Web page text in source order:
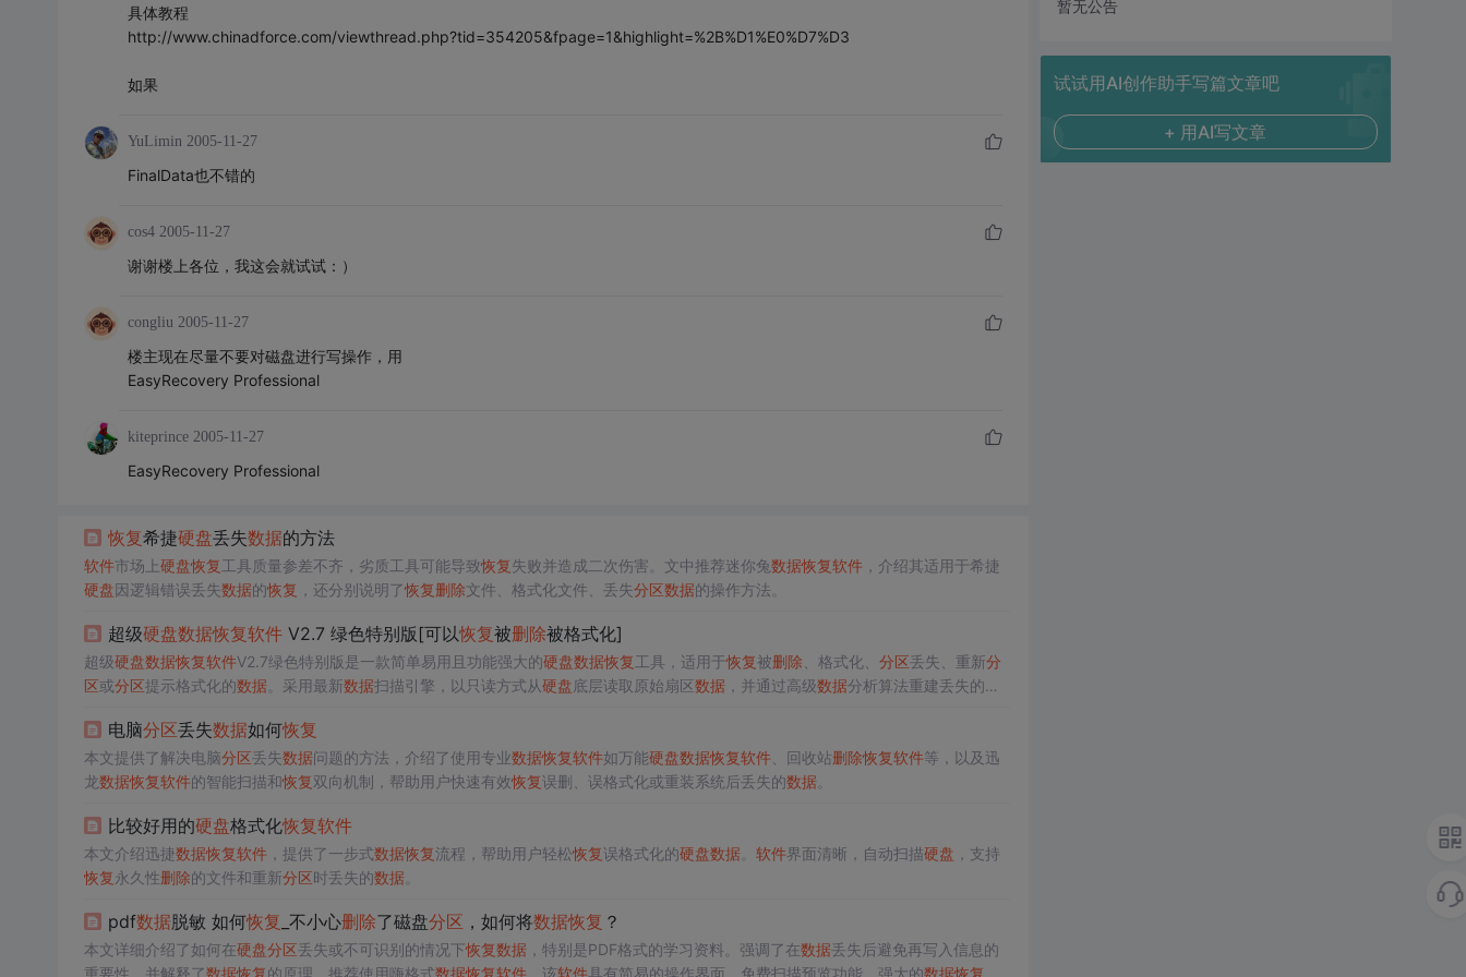
具体教程
http://www.chinadforce.com/viewthread.php?tid=354205&fpage=1&highlight=%2B%D1%E0%D7%D3
如果
YuLimin 2005-11-27
FinalData也不错的
cos4 2005-11-27
谢谢楼上各位，我这会就试试：）
congliu 2005-11-27
楼主现在尽量不要对磁盘进行写操作，用
EasyRecovery Professional
kiteprince 2005-11-27
EasyRecovery Professional
恢复希捷硬盘丢失数据的方法
软件市场上硬盘恢复工具质量参差不齐，劣质工具可能导致恢复失败并造成二次伤害。文中推荐迷你兔数据恢复软件，介绍其适用于希捷
硬盘因逻辑错误丢失数据的恢复 ，还分别说明了恢复删除文件、格式化文件、丢失分区数据的操作方法。
超级硬盘数据恢复软件V2.7 绿色特别版[可以恢复被删除被格式化]
超级硬盘数据恢复软件V2.7绿色特别版是一款简单易用且功能强大的硬盘数据恢复工具，适用于恢复被删除 、格式化、 分区丢失、重新分
区或分区提示格式化的数据。采用最新数据扫描引擎，以只读方式从硬盘底层读取原始扇区数据，并通过高级数据分析算法重建丢失的目
电脑分区丢失数据如何恢复
本文提供了解决电脑分区丢失数据问题的方法，介绍了使用专业数据恢复软件如万能硬盘数据恢复软件、回收站删除恢复软件等，以及迅
龙数据恢复软件的智能扫描和恢复双向机制，帮助用户快速有效恢复误删、误格式化或重装系统后丢失的数据。
比较好用的硬盘格式化恢复软件
本文介绍迅捷数据恢复软件，提供了一步式数据恢复流程，帮助用户轻松恢复误格式化的硬盘数据。 软件界面清晰，自动扫描硬盘 ，支持
恢复永久性删除的文件和重新分区时丢失的数据。
pdf数据脱敏 如何恢复 _不小心删除了磁盘分区 ，如何将数据恢复 ？
本文详细介绍了如何在硬盘分区丢失或不可识别的情况下恢复数据，特别是PDF格式的学习资料。强调了在数据丢失后避免再写入信息的
重要性，并解释了数据恢复的原理。推荐使用嗨格式数据恢复软件，该软件具有简易的操作界面，免费扫描预览功能，强大的数据恢复
暂无公告
试试用AI创作助手写篇文章吧
+ 用AI写文章